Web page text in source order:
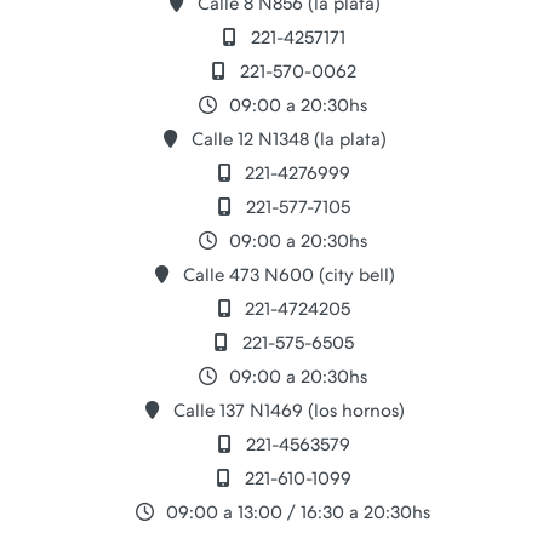
221-4257171
221-570-0062
09:00 a 20:30hs
Calle 12 N1348 (la plata)
221-4276999
221-577-7105
09:00 a 20:30hs
Calle 473 N600 (city bell)
221-4724205
221-575-6505
09:00 a 20:30hs
Calle 137 N1469 (los hornos)
221-4563579
221-610-1099
09:00 a 13:00 / 16:30 a 20:30hs